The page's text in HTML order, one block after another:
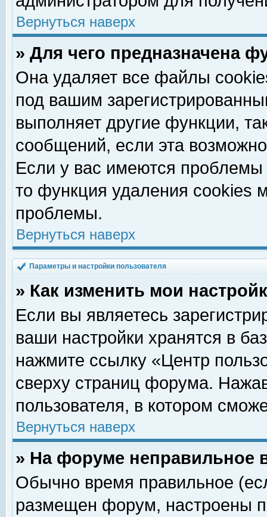
Вернуться наверх
» Для чего предназначена
Она удаляет все файлы
под вашим
выполняет другие функции,
сообщений, если эта
Если у вас имеются
то функция удаления cookies
проблемы.
Вернуться наверх
Параметры и настройки пользователя
» Как изменить мои
Если вы являетесь
ваши настройки хранятся в
нажмите ссылку «Центр
сверху страниц форума.
пользователя, в котором
Вернуться наверх
» На форуме неправильное
Обычно время правильное
размещен форум, настроены